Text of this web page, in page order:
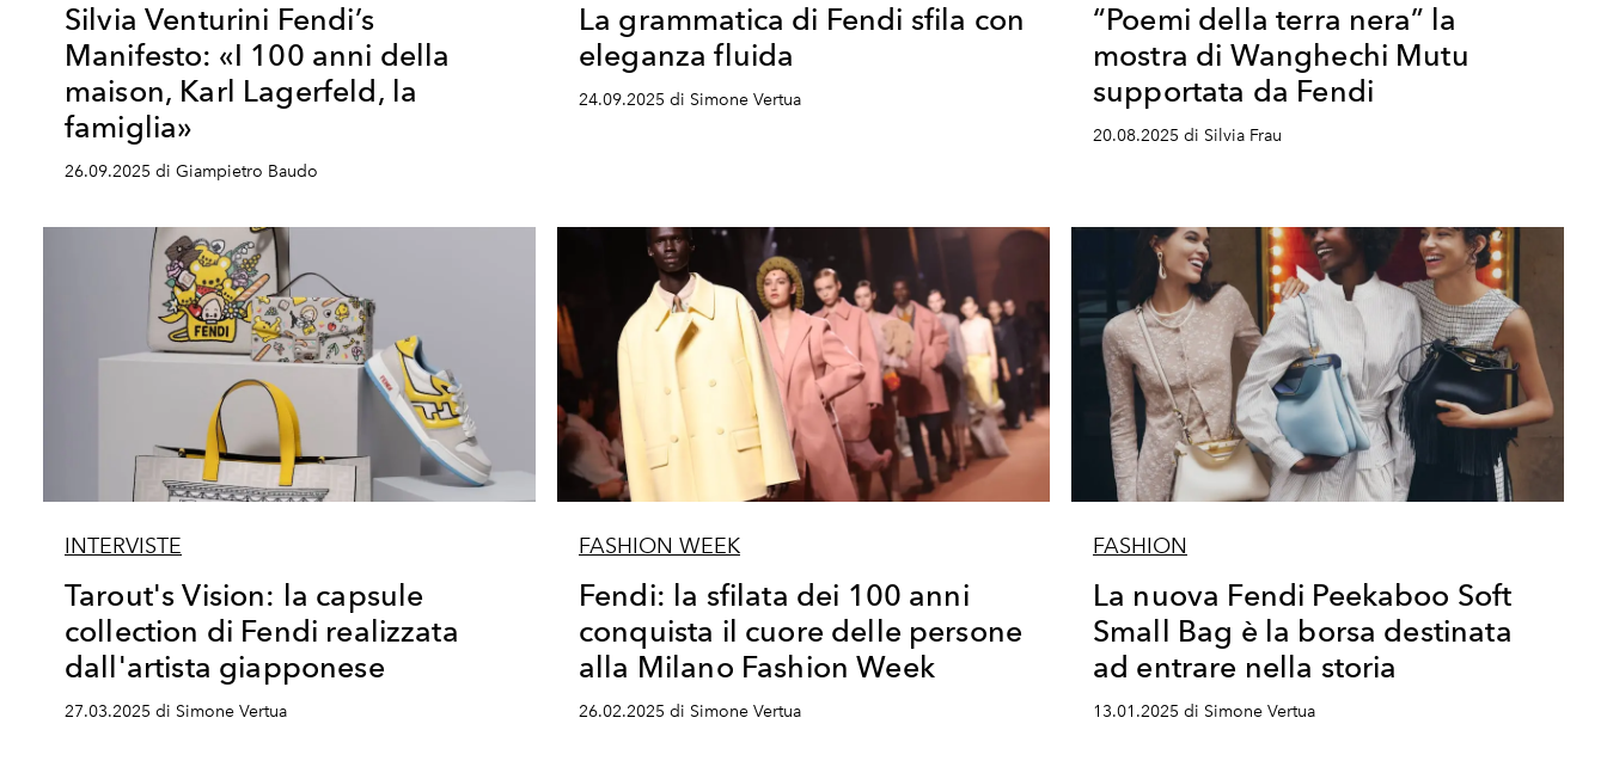
Silvia Venturini Fendi’s
Manifesto: «I 100 anni della
maison, Karl Lagerfeld, la
famiglia»
26.09.2025 di Giampietro Baudo
La grammatica di Fendi sfila con
eleganza fluida
24.09.2025 di Simone Vertua
“Poemi della terra nera” la
mostra di Wanghechi Mutu
supportata da Fendi
20.08.2025 di Silvia Frau
INTERVISTE
Tarout's Vision: la capsule
collection di Fendi realizzata
dall'artista giapponese
27.03.2025 di Simone Vertua
FASHION WEEK
Fendi: la sfilata dei 100 anni
conquista il cuore delle persone
alla Milano Fashion Week
26.02.2025 di Simone Vertua
FASHION
La nuova Fendi Peekaboo Soft
Small Bag è la borsa destinata
ad entrare nella storia
13.01.2025 di Simone Vertua